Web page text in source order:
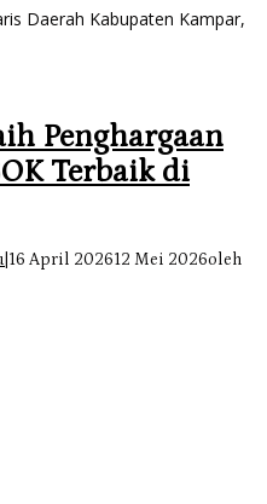
Daerah Kabupaten Kampar,
Penghargaan
Terbaik di
16 April 202612 Mei 2026oleh